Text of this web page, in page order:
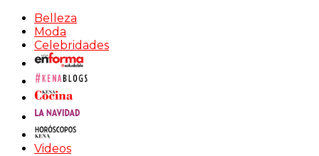
Belleza
Moda
Celebridades
Videos